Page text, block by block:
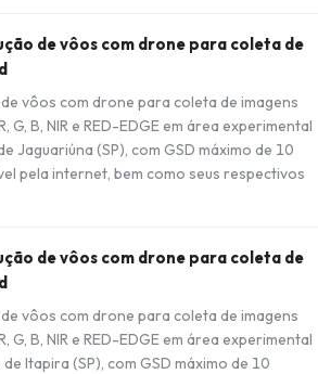
de vôos com drone para coleta de
vôos com drone para coleta de imagens
B, NIR e RED-EDGE em área experimental
Jaguariúna (SP), com GSD máximo de 10
pela internet, bem como seus respectivos
de vôos com drone para coleta de
vôos com drone para coleta de imagens
B, NIR e RED-EDGE em área experimental
Itapira (SP), com GSD máximo de 10